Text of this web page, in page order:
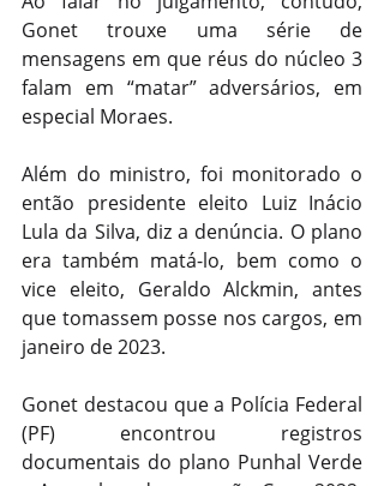
Gonet trouxe uma série de
mensagens em que réus do núcleo 3
falam em “matar” adversários, em
especial Moraes.
Além do ministro, foi monitorado o
então presidente eleito Luiz Inácio
Lula da Silva, diz a denúncia. O plano
era também matá-lo, bem como o
vice eleito, Geraldo Alckmin, antes
que tomassem posse nos cargos, em
janeiro de 2023.
Gonet destacou que a Polícia Federal
(PF) encontrou registros
documentais do plano Punhal Verde